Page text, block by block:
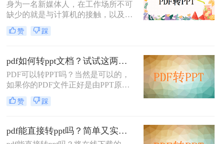
排的完整性。那么单页pdf怎么转ppt
呢？今天就来讲解一下pdf文件转ppt
格式的文件的方法。
身为一名新媒体人，在工作场所不可
缺少的就是与计算机的接触，以及文
件的使用。工作中我们会经常遇到格
式间的转换，也许有时还会有上百个
很难？想要将pdf转ppt格式，你知道
电脑上pdf转ppt怎么转吗？下面就来
教你一个简单又快捷的pdf转ppt格式
的文件方法。
赞 踩
pdf如何转ppt文档？试试这两种PDF转PPT的方法，简单几步，高效转换！
PDF可以转PPT吗？当然是可以的，
如果你的PDF文件正好是由PPT原文
件转换出来的，那么你转换回去效果
是一样的，那么具体pdf如何转ppt文
的完成这个问题了，下面就来给大家
讲讲pdf文件转ppt文档的方法吧。
赞 踩
pdf能直接转ppt吗？简单又实用的转转大师PDF转换器介绍